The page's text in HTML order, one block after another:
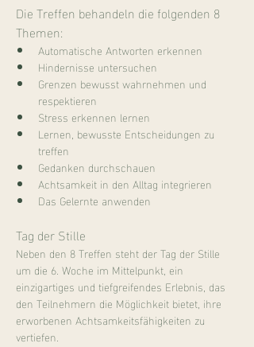
Die Treffen behandeln die folgenden 8
Themen:
Automatische Antworten erkennen
Hindernisse untersuchen
Grenzen bewusst wahrnehmen und
respektieren
Stress erkennen lernen
Lernen, bewusste Entscheidungen zu
treffen
Gedanken durchschauen
Achtsamkeit in den Alltag integrieren
Das Gelernte anwenden
Tag der Stille
Neben den 8 Treffen steht der Tag der Stille
um die 6. Woche im Mittelpunkt, ein
einzigartiges und tiefgreifendes Erlebnis, das
den Teilnehmern die Möglichkeit bietet, ihre
erworbenen Achtsamkeitsfähigkeiten zu
vertiefen.